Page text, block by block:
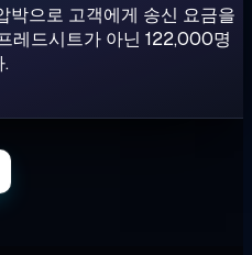
박으로 고객에게 송신 요금을
레드시트가 아닌 122,000명
.